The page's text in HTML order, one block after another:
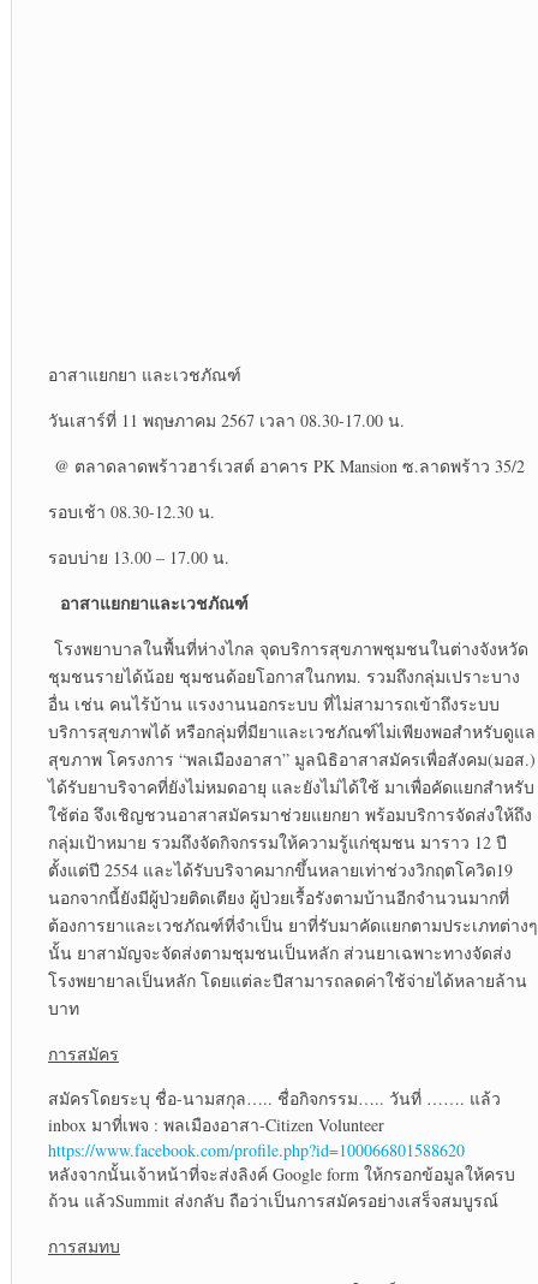
อาสาแยกยา และเวชภัณฑ์
วันเสาร์ที่ 11 พฤษภาคม 2567 เวลา 08.30-17.00 น.
@ ตลาดลาดพร้าวฮาร์เวสต์ อาคาร PK Mansion ซ.ลาดพร้าว 35/2
รอบเช้า 08.30-12.30 น.
รอบบ่าย 13.00 – 17.00 น.
อาสาแยกยาและเวชภัณฑ์
โรงพยาบาลในพื้นที่ห่างไกล จุดบริการสุขภาพชุมชนในต่างจังหวัด
ชุมชนรายได้น้อย ชุมชนด้อยโอกาสในกทม. รวมถึงกลุ่มเปราะบาง
อื่น เช่น คนไร้บ้าน แรงงานนอกระบบ ที่ไม่สามารถเข้าถึงระบบ
บริการสุขภาพได้ หรือกลุ่มที่มียาและเวชภัณฑ์ไม่เพียงพอสำหรับดูแล
สุขภาพ โครงการ “พลเมืองอาสา” มูลนิธิอาสาสมัครเพื่อสังคม(มอส.)
ได้รับยาบริจาคที่ยังไม่หมดอายุ และยังไม่ได้ใช้ มาเพื่อคัดแยกสำหรับ
ใช้ต่อ จึงเชิญชวนอาสาสมัครมาช่วยแยกยา พร้อมบริการจัดส่งให้ถึง
กลุ่มเป้าหมาย รวมถึงจัดกิจกรรมให้ความรู้แก่ชุมชน มาราว 12 ปี
ตั้งแต่ปี 2554 และได้รับบริจาคมากขึ้นหลายเท่าช่วงวิกฤตโควิด19
นอกจากนี้ยังมีผู้ป่วยติดเตียง ผู้ป่วยเรื้อรังตามบ้านอีกจำนวนมากที่
ต้องการยาและเวชภัณฑ์ที่จำเป็น ยาที่รับมาคัดแยกตามประเภทต่างๆ
นั้น ยาสามัญจะจัดส่งตามชุมชนเป็นหลัก ส่วนยาเฉพาะทางจัดส่ง
โรงพยายาลเป็นหลัก โดยแต่ละปีสามารถลดค่าใช้จ่ายได้หลายล้าน
บาท
การสมัคร
สมัครโดยระบุ ชื่อ-นามสกุล….. ชื่อกิจกรรม….. วันที่ ……. แล้ว
inbox มาที่เพจ : พลเมืองอาสา-Citizen Volunteer
https://www.facebook.com/profile.php?id=100066801588620
หลังจากนั้นเจ้าหน้าที่จะส่งลิงค์ Google form ให้กรอกข้อมูลให้ครบ
ถ้วน แล้วSummit ส่งกลับ ถือว่าเป็นการสมัครอย่างเสร็จสมบูรณ์
การสมทบ